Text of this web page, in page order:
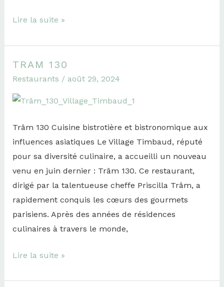
Lire la suite »
TRAM 130
Restaurants / août 29, 2024
Trâm 130 Cuisine bistrotière et bistronomique aux
influences asiatiques Le Village Timbaud, réputé
pour sa diversité culinaire, a accueilli un nouveau
venu en juin dernier : Trâm 130. Ce restaurant,
dirigé par la talentueuse cheffe Priscilla Trâm, a
rapidement conquis les cœurs des gourmets
parisiens. Après des années de résidences
culinaires à travers le monde,
Tram
130
Lire la suite »